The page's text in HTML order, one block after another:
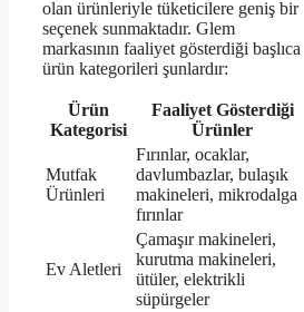
olan ürünleriyle tüketicilere geniş bir
seçenek sunmaktadır. Glem
markasının faaliyet gösterdiği başlıca
ürün kategorileri şunlardır:
Ürün
Kategorisi
Faaliyet Gösterdiği
Ürünler
Mutfak
Ürünleri
Fırınlar, ocaklar,
davlumbazlar, bulaşık
makineleri, mikrodalga
fırınlar
Ev Aletleri
Çamaşır makineleri,
kurutma makineleri,
ütüler, elektrikli
süpürgeler